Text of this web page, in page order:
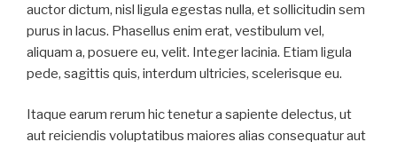
auctor dictum, nisl ligula egestas nulla, et sollicitudin sem
purus in lacus. Phasellus enim erat, vestibulum vel,
aliquam a, posuere eu, velit. Integer lacinia. Etiam ligula
pede, sagittis quis, interdum ultricies, scelerisque eu.
Itaque earum rerum hic tenetur a sapiente delectus, ut
aut reiciendis voluptatibus maiores alias consequatur aut